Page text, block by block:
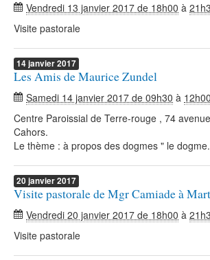
Vendredi 13 janvier 2017 de 18h00 à
Visite pastorale
14janvier2017
Les Amis de Maurice Zundel
Samedi 14 janvier 2017 de 09h30 à 12h00
Centre Paroissial de Terre-rouge , 74
Cahors.
Le thème : à propos des dogmes " le
20 janvier2017
Visite pastorale de Mgr Camiade à
Vendredi 20 janvier 2017 de 18h00 à
Visite pastorale